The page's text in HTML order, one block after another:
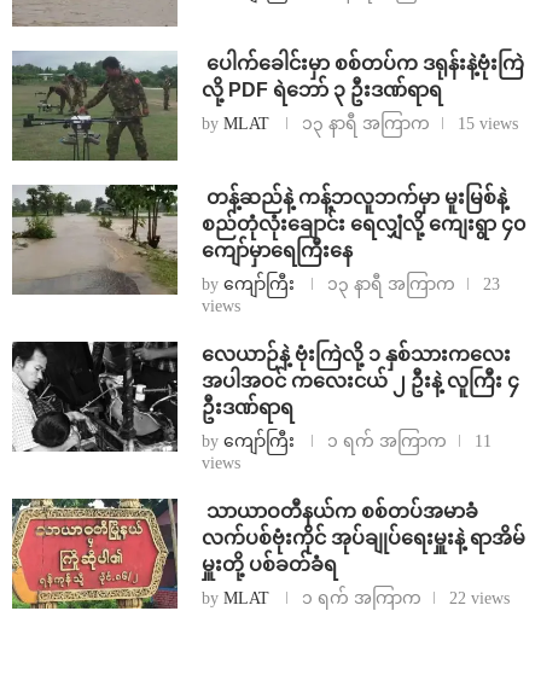
⁩ ⁨ပေါက်ခေါင်းမှာ စစ်တပ်က ဒရုန်းနဲ့ဗုံးကြဲ
လို့ PDF ရဲဘော် ၃ ဦးဒဏ်ရာရ
by MLAT ၁၃ နာရီ အကြာက 15 views
⁩ ⁨တန့်ဆည်နဲ့ ကန့်ဘလူဘက်မှာ မူးမြစ်နဲ့
စည်တုံလုံးချောင်း ရေလျှံလို့ ကျေးရွာ ၄၀
ကျော်မှာရေကြီးနေ
by ကျော်ကြီး ၁၃ နာရီ အကြာက
23
views
⁨လေယာဉ်နဲ့ ဗုံးကြဲလို့ ၁ နှစ်သားကလေး
အပါအဝင် ကလေးငယ် ၂ ဦးနဲ့ လူကြီး ၄
ဦးဒဏ်ရာရ
by ကျော်ကြီး ၁ ရက် အကြာက
11
views
⁩ ⁨သာယာဝတီနယ်က စစ်တပ်အမာခံ
လက်ပစ်ဗုံးကိုင် အုပ်ချုပ်ရေးမှူးနဲ့ ရာအိမ်
မှူးတို့ ပစ်ခတ်ခံရ
by MLAT ၁ ရက် အကြာက 22 views